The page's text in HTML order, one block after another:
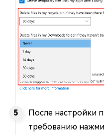
После настройки
требованию